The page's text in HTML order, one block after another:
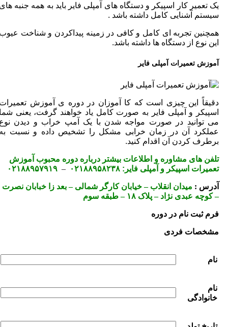
یک تعمیر کار اسپیکر و دستگاه های آمپلی فایر باید به همه جنبه های
سیستم آشنایی کامل داشته باشد .
همچنین تجربه ای کامل و کافی در زمینه پیداکردن و شناخت عیوب
این نوع از دستگاه ها داشته باشد.
آموزش تعمیرات آمپلی فایر
دقیقاً این چیزی است که کا آموزان در دوره ی آموزش تعمیرات
اسپیکر و آمپلی فایر به صورت کامل یاد خواهند گرفت، یعنی شما
می توانید در صورت مواجه شدن با یک آمپ خراب و دیدن نوع
عملکرد آن در زمان خرابی مشکل را تشخیص داده و نسبت به
برطرف کردن آن اقدام کنید.
تلفن های مشاوره و اطلاعات بیشتر درباره دوره محبوب آموزش
تعمیرات اسپیکر و آمپلی فایر: ۰۲۱۸۸۹۵۸۲۳۸–۰۲۱۸۸۹۵۷۹۱۹
آدرس : میدان انقلاب – خیابان کارگر شمالی – بعد زا خبابان نصرت
– کوچه عبدی نژاد – پلاک ۱۸ – طبقه سوم
فرم ثبت نام در دوره
مشخصات فردی
نام
نام
خانوادگی